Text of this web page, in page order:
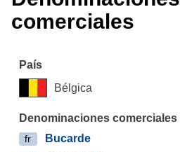
comerciales
Bélgica
fr Bucarde